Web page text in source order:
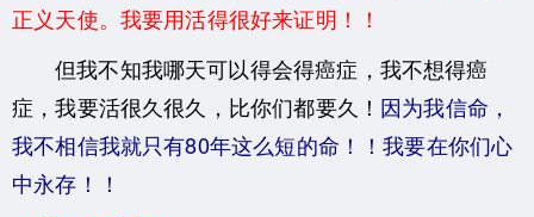
正义天使。我要用活得很好来证明！！
但我不知我哪天可以得会得癌症，我不想得癌
症，我要活很久很久，比你们都要久！ 因为我信命，
我不相信我就只有80年这么短的命！！我要在你们心
中永存！！